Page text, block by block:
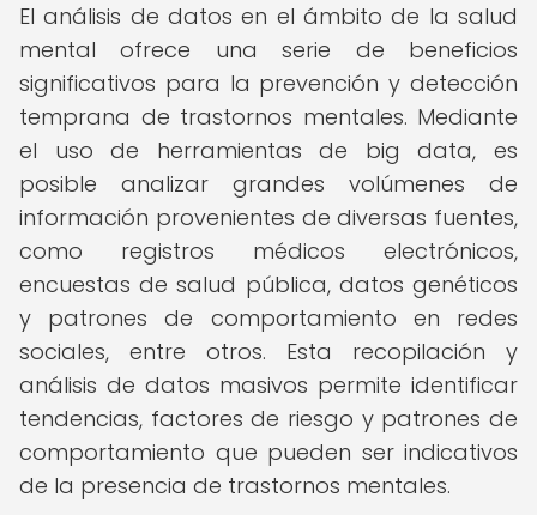
El análisis de datos en el ámbito de la salud
mental ofrece una serie de beneficios
significativos para la prevención y detección
temprana de trastornos mentales. Mediante
el uso de herramientas de big data, es
posible analizar grandes volúmenes de
información provenientes de diversas fuentes,
como registros médicos electrónicos,
encuestas de salud pública, datos genéticos
y patrones de comportamiento en redes
sociales, entre otros. Esta recopilación y
análisis de datos masivos permite identificar
tendencias, factores de riesgo y patrones de
comportamiento que pueden ser indicativos
de la presencia de trastornos mentales.